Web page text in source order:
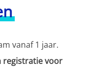
vanaf 1 jaar.
registratie voor